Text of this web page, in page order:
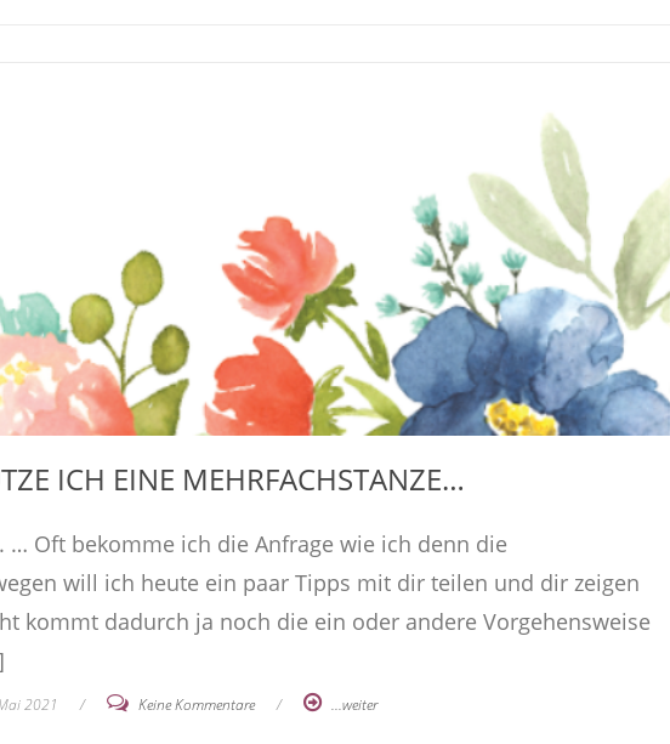
ICH EINE MEHRFACHSTANZE…
… Oft bekomme ich die Anfrage wie ich denn die
will ich heute ein paar Tipps mit dir teilen und dir zeigen
kommt dadurch ja noch die ein oder andere Vorgehensweise
2021 / Keine Kommentare / ...weiter